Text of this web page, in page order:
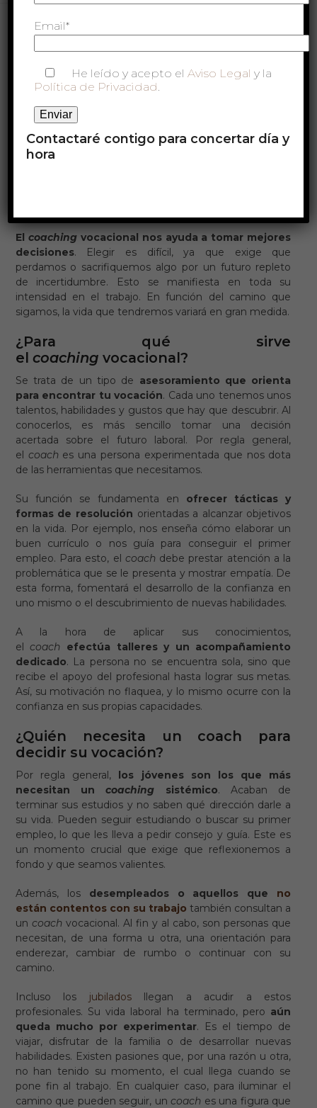
El coaching vocacional nos ayuda a tomar mejores
decisiones. Elegir es difícil, ya que exige que
perdamos o sacrifiquemos algo por un futuro repleto
de incertidumbre. Esto se manifiesta en toda su
intensidad en el trabajo. En función del camino que
sigamos, la vida que tendremos variará en gran medida.
¿Para qué sirve
el coaching vocacional?
Se trata de un tipo de asesoramiento que orienta
para encontrar tu vocación. Cada uno tenemos unos
talentos, habilidades y gustos que hay que descubrir. Al
conocerlos, es más sencillo tomar una decisión
acertada sobre el futuro laboral. Por regla general,
el coaches una persona experimentada que nos dota
de las herramientas que necesitamos.
Su función se fundamenta en ofrecer tácticas y
formas de resolución orientadas a alcanzar objetivos
en la vida. Por ejemplo, nos enseña cómo elaborar un
buen currículo o nos guía para conseguir el primer
empleo. Para esto, el coachdebe prestar atención a la
problemática que se le presenta y mostrar empatía. De
esta forma, fomentará el desarrollo de la confianza en
uno mismo o el descubrimiento de nuevas habilidades.
A la hora de aplicar sus conocimientos,
elcoach efectúa talleres y un acompañamiento
dedicado. La persona no se encuentra sola, sino que
recibe el apoyo del profesional hasta lograr sus metas.
Así, su motivación no flaquea, y lo mismo ocurre con la
confianza en sus propias capacidades.
¿Quién necesita un coach para
decidir su vocación?
Por regla general, los jóvenes son los que más
necesitan uncoaching sistémico. Acaban de
terminar sus estudios y no saben qué dirección darle a
su vida. Pueden seguir estudiando o buscar su primer
empleo, lo que les lleva a pedir consejo y guía. Este es
un momento crucial que exige que reflexionemos a
fondo y que seamos valientes.
Además, los desempleados o aquellos que no
están contentos con su trabajo también consultan a
un coach vocacional. Al fin y al cabo, son personas que
necesitan, de una forma u otra, una orientación para
enderezar, cambiar de rumbo o continuar con su
camino.
Incluso los jubilados llegan a acudir a estos
profesionales. Su vida laboral ha terminado, pero aún
queda mucho por experimentar. Es el tiempo de
viajar, disfrutar de la familia o de desarrollar nuevas
habilidades. Existen pasiones que, por una razón u otra,
no han tenido su momento, el cual llega cuando se
pone fin al trabajo. En cualquier caso, para iluminar el
camino que pueden seguir, uncoach es una figura que
Email*
He leído y acepto el Aviso Legal y la
Política de Privacidad.
Contactaré contigo para concertar día y
hora